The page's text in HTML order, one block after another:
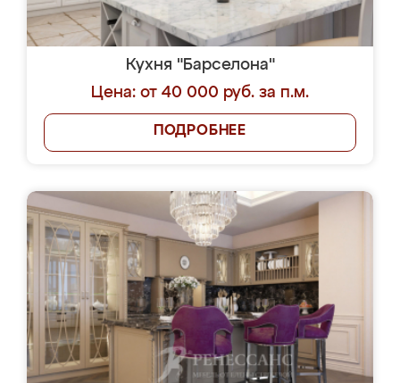
Кухня "Барселона"
Цена: от 40 000 руб. за п.м.
ПОДРОБНЕЕ